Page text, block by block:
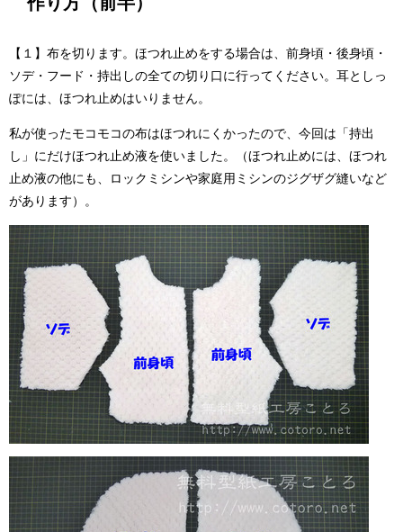
【１】布を切ります。ほつれ止めをする場合は、前身頃・後身頃・
ソデ・フード・持出しの全ての切り口に行ってください。耳としっ
ぽには、ほつれ止めはいりません。
私が使ったモコモコの布はほつれにくかったので、今回は「持出
し」にだけほつれ止め液を使いました。（ほつれ止めには、ほつれ
止め液の他にも、ロックミシンや家庭用ミシンのジグザグ縫いなど
があります）。